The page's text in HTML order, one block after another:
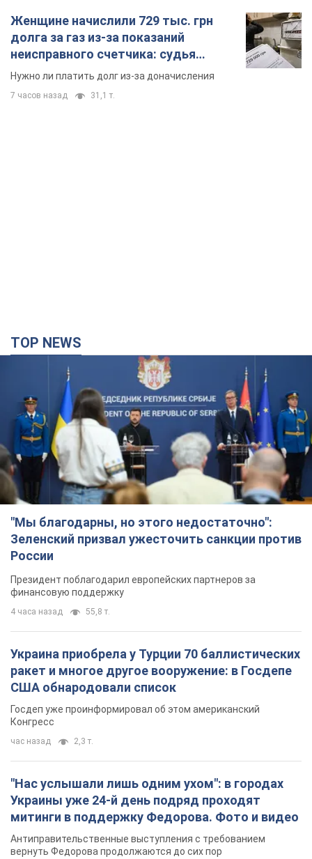
Женщине начислили 729 тыс. грн
долга за газ из-за показаний
неисправного счетчика: судья
вынес неожиданное решение
Нужно ли платить долг из-за доначисления
7 часов назад 31,1 т.
TOP NEWS
"Мы благодарны, но этого недостаточно":
Зеленский призвал ужесточить санкции против
России
Президент поблагодарил европейских партнеров за
финансовую поддержку
4 часа назад 55,8 т.
Украина приобрела у Турции 70 баллистических
ракет и многое другое вооружение: в Госдепе
США обнародовали список
Госдеп уже проинформировал об этом американский
Конгресс
час назад 2,3 т.
"Нас услышали лишь одним ухом": в городах
Украины уже 24-й день подряд проходят
митинги в поддержку Федорова. Фото и видео
Антиправительственные выступления с требованием
вернуть Федорова продолжаются до сих пор